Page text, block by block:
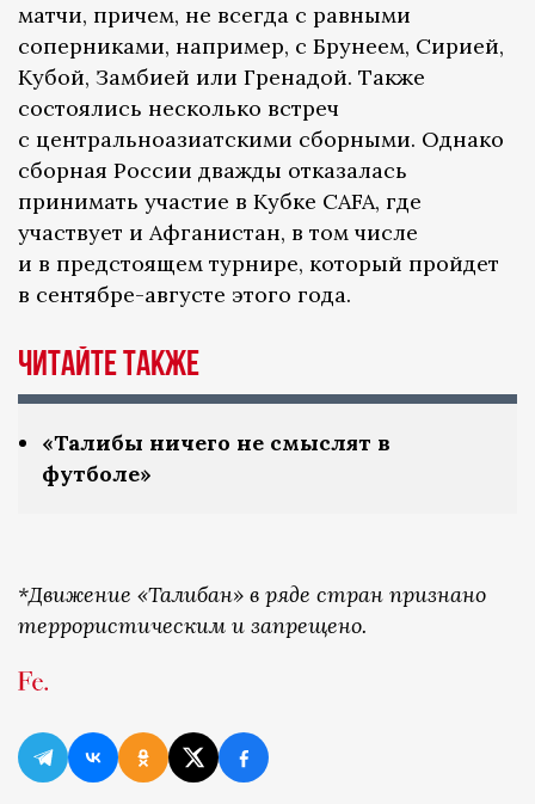
матчи, причем, не всегда с равными
соперниками, например, с Брунеем, Сирией,
Кубой, Замбией или Гренадой. Также
состоялись несколько встреч
с центральноазиатскими сборными. Однако
сборная России дважды отказалась
принимать участие в Кубке CAFA, где
участвует и Афганистан, в том числе
и в предстоящем турнире, который пройдет
в сентябре-августе этого года.
Читайте также
«Талибы ничего не смыслят в
футболе»
*Движение «Талибан» в ряде стран признано
террористическим и запрещено.